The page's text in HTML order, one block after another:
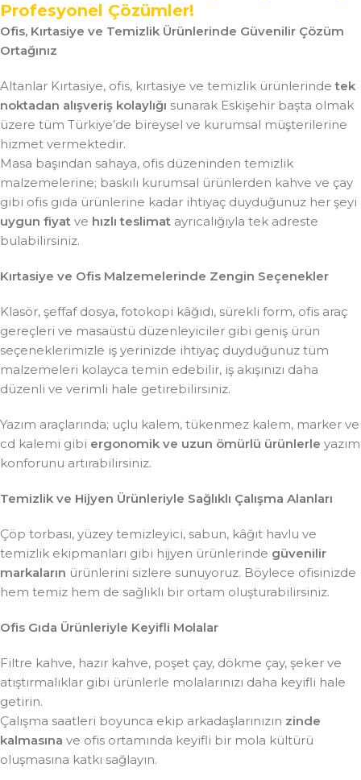
Profesyonel Çözümler!
Ofis, Kırtasiye ve Temizlik Ürünlerinde Güvenilir Çözüm
Ortağınız
Altanlar Kırtasiye, ofis, kırtasiye ve temizlik ürünlerindetek
noktadan alışveriş kolaylığı sunarak Eskişehir başta olmak
üzere tüm Türkiye’de bireysel ve kurumsal müşterilerine
hizmet vermektedir.
Masa başından sahaya, ofis düzeninden temizlik
malzemelerine; baskılı kurumsal ürünlerden kahve ve çay
gibi ofis gıda ürünlerine kadar ihtiyaç duyduğunuz her şeyi
uygun fiyat ve hızlı teslimat ayrıcalığıyla tek adreste
bulabilirsiniz.
Kırtasiye ve Ofis Malzemelerinde Zengin Seçenekler
Klasör, şeffaf dosya, fotokopi kâğıdı, sürekli form, ofis araç
gereçleri ve masaüstü düzenleyiciler gibi geniş ürün
seçeneklerimizle iş yerinizde ihtiyaç duyduğunuz tüm
malzemeleri kolayca temin edebilir, iş akışınızı daha
düzenli ve verimli hale getirebilirsiniz.
Yazım araçlarında; uçlu kalem, tükenmez kalem, marker ve
cd kalemi gibi ergonomik ve uzun ömürlü ürünlerle yazım
konforunu artırabilirsiniz.
Temizlik ve Hijyen Ürünleriyle Sağlıklı Çalışma Alanları
Çöp torbası, yüzey temizleyici, sabun, kâğıt havlu ve
temizlik ekipmanları gibi hijyen ürünlerinde güvenilir
markaların ürünlerini sizlere sunuyoruz. Böylece ofisinizde
hem temiz hem de sağlıklı bir ortam oluşturabilirsiniz.
Ofis Gıda Ürünleriyle Keyifli Molalar
Filtre kahve, hazır kahve, poşet çay, dökme çay, şeker ve
atıştırmalıklar gibi ürünlerle molalarınızı daha keyifli hale
getirin.
Çalışma saatleri boyunca ekip arkadaşlarınızın zinde
kalmasına ve ofis ortamında keyifli bir mola kültürü
oluşmasına katkı sağlayın.